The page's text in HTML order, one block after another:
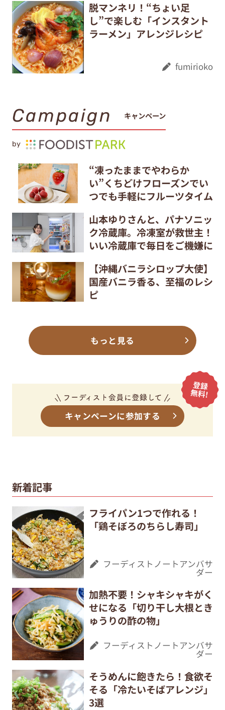
脱マンネリ！“ちょい足
し”で楽しむ「インスタント
ラーメン」アレンジレシピ
fumirioko
Campaign キャンペーン
by
“凍ったままでやわらか
い”くちどけフローズンでい
つでも手軽にフルーツタイム
山本ゆりさんと、パナソニッ
ク冷蔵庫。冷凍室が救世主！
いい冷蔵庫で毎日をご機嫌に
【沖縄バニラシロップ大使】
国産バニラ香る、至福のレシ
ピ
もっと見る
キャンペーンに参加する
新着記事
フライパン1つで作れる！
「鶏そぼろのちらし寿司」
フーディストノートアンバサ
ダー
加熱不要！シャキシャキがく
せになる「切り干し大根とき
ゅうりの酢の物」
フーディストノートアンバサ
ダー
そうめんに飽きたら！食欲そ
そる「冷たいそばアレンジ」
3選